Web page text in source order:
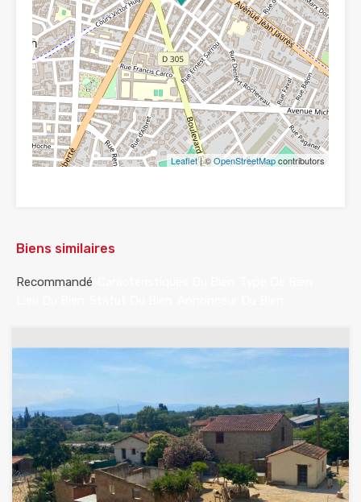
Leaflet| ©OpenStreetMapcontributors
Biens similaires
Recommandé